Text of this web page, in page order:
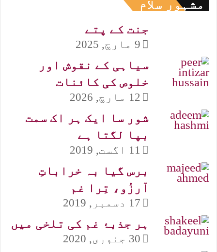
مشہور سلام
جنت کے پتے
9 مارچ, 2025
سیاہی کے نقوش اور
خلوص کی کائنات
12 مارچ, 2026
شور سا ایک ہر اک سمت
بپا لگتا ہے
11 اگست, 2019
برس گیا بہ خراباتِ
آرزُو، تِرا غم
17 دسمبر, 2019
ہر جذبۂ غم کی تلخی میں
30 جنوری, 2020